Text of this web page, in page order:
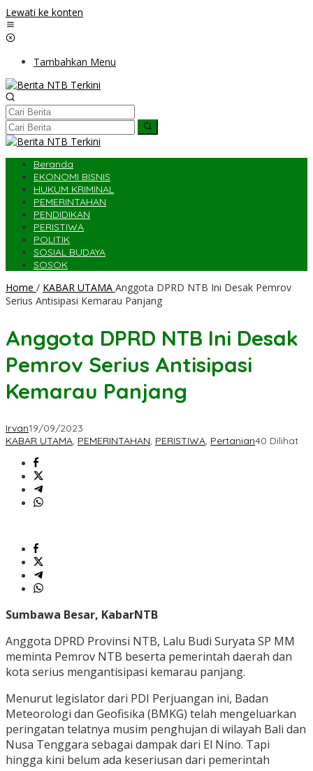
Lewati ke konten
Tambahkan Menu
Beranda
EKONOMI BISNIS
HUKUM KRIMINAL
PEMERINTAHAN
PENDIDIKAN
PERISTIWA
POLITIK
SOSIAL BUDAYA
SOSOK
Home / KABAR UTAMA Anggota DPRD NTB Ini Desak Pemrov
Serius Antisipasi Kemarau Panjang
Anggota DPRD NTB Ini Desak
Pemrov Serius Antisipasi
Kemarau Panjang
Irvan19/09/2023
KABAR UTAMA, PEMERINTAHAN, PERISTIWA, Pertanian40 Dilihat
Sumbawa Besar, KabarNTB
Anggota DPRD Provinsi NTB, Lalu Budi Suryata SP MM
meminta Pemrov NTB beserta pemerintah daerah dan
kota serius mengantisipasi kemarau panjang.
Menurut legislator dari PDI Perjuangan ini, Badan
Meteorologi dan Geofisika (BMKG) telah mengeluarkan
peringatan telatnya musim penghujan di wilayah Bali dan
Nusa Tenggara sebagai dampak dari El Nino. Tapi
hingga kini belum ada keseriusan dari pemerintah